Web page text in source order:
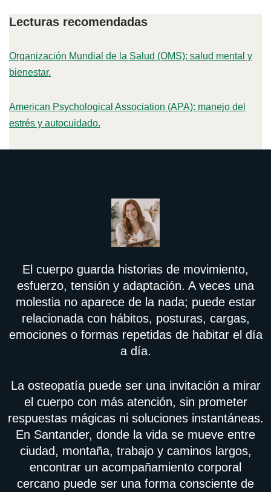
Lecturas recomendadas
Organización Mundial de la Salud (OMS): salud mental y
bienestar.
American Psychological Association (APA): manejo del
estrés y autocuidado.
El cuerpo guarda historias de movimiento,
esfuerzo, tensión y adaptación. A veces una
molestia no aparece de la nada; puede estar
relacionada con hábitos, posturas, cargas,
emociones o formas repetidas de habitar el día
a día.
La osteopatía puede ser una invitación a mirar
el cuerpo con más atención, sin prometer
respuestas mágicas ni soluciones instantáneas.
En Santander, donde la vida se mueve entre
ciudad, montaña, trabajo y caminos largos,
encontrar un acompañamiento corporal
cercano puede ser una forma consciente de